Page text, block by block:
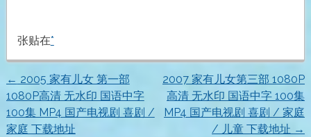
张贴在*
文
章
← 2005 家有儿女 第一部
1080P高清 无水印 国语中字
100集 MP4 国产电视剧 喜剧 /
家庭 下载地址
2007 家有儿女第三部 1080P
高清 无水印 国语中字 100集
MP4 国产电视剧 喜剧 / 家庭
/ 儿童 下载地址 →